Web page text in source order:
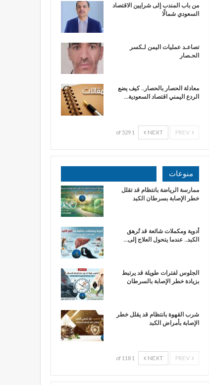
من باب المندب إلى شرايين الاقتصاد
السعودي شمالًا
تصاعـد عمليات اليمن لـكسر
الحـصار
معادلة الحصار بالحصار.. كيف يضع
الردع اليمني اقتصاد السعودية…
NEXT
1 of 529
منوعات
ممارسة الرياضة بانتظام قد تقلل
خطر الإصابة بسرطان الكبد
أدوية ومكملات شائعة قد تُرهق
الكبد.. عندما يتحول العلاج إلى…
الجلوس لفترات طويلة قد يرتبط
بزيادة خطر الإصابة بالسرطان
شرب القهوة بانتظام قد يقلل خطر
الإصابة بأمراض الكبد
NEXT
1 of 118